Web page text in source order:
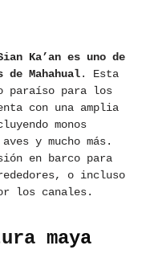
Ka’an es uno de
Mahahual. Esta
paraíso para los
con una amplia
monos
y mucho más.
en barco para
o incluso
los canales.
maya